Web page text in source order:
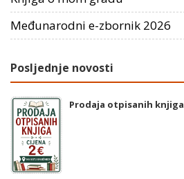
Međunarodni e-zbornik 2026
Posljednje novosti
Prodaja otpisanih knjiga